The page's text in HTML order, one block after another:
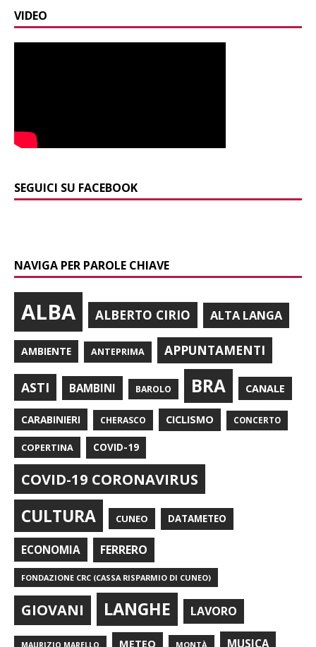
VIDEO
SEGUICI SU FACEBOOK
NAVIGA PER PAROLE CHIAVE
ALBA ALBERTO CIRIO ALTA LANGA
AMBIENTE ANTEPRIMA APPUNTAMENTI
ASTI BAMBINI BAROLO BRA CANALE
CARABINIERI CHERASCO CICLISMO CONCERTO
COPERTINA COVID-19
COVID-19 CORONAVIRUS
CULTURA CUNEO DATAMETEO
ECONOMIA FERRERO
FONDAZIONE CRC (CASSA RISPARMIO DI CUNEO)
GIOVANI LANGHE LAVORO
MAURIZIO MARELLO METEO MONTÀ MUSICA